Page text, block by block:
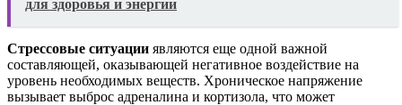
для здоровья и энергии
Стрессовые ситуации являются еще одной важной
составляющей, оказывающей негативное воздействие на
уровень необходимых веществ. Хроническое напряжение
вызывает выброс адреналина и кортизола, что может